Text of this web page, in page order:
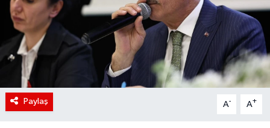
Paylaş A- A+